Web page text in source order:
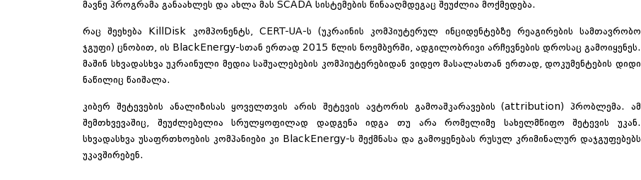
მავნე პროგრამა განაახლეს და ახლა მას SCADA სისტემების წინააღმდეგაც შეუძლია მოქმედება.
რაც შეეხება KillDisk კომპონენტს, CERT-UA-ს (უკრაინის კომპიუტერულ ინციდენტებზე რეაგირების სამთავრობო
ჯგუფი) ცნობით, ის BlackEnergy-სთან ერთად 2015 წლის ნოემბერში, ადგილობრივი არჩევნების დროსაც გამოიყენეს.
მაშინ სხვადასხვა უკრაინული მედია საშუალებების კომპიუტერებიდან ვიდეო მასალასთან ერთად, დოკუმენტების დიდი
ნაწილიც წაიშალა.
კიბერ შეტევების ანალიზისას ყოველთვის არის შეტევის ავტორის გამოაშკარავების (attribution) პრობლემა. ამ
შემთხვევაშიც, შეუძლებელია სრულყოფილად დადგენა იდგა თუ არა რომელიმე სახელმწიფო შეტევის უკან.
სხვადასხვა უსაფრთხოების კომპანიები კი BlackEnergy-ს შექმნასა და გამოყენებას რუსულ კრიმინალურ დაჯგუფებებს
უკავშირებენ.